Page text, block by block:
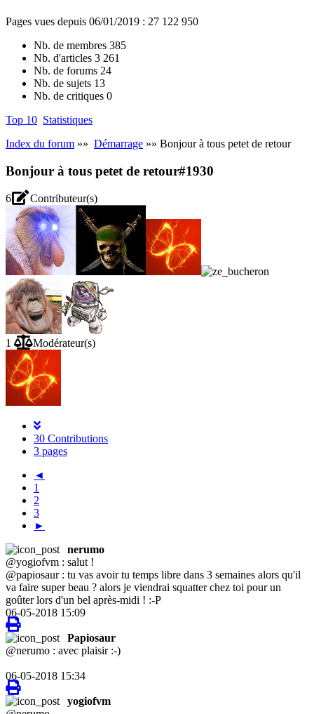
Pages vues depuis 06/01/2019 : 27 122 950
Nb. de membres 385
Nb. d'articles 3 261
Nb. de forums 24
Nb. de sujets 13
Nb. de critiques 0
Top 10 Statistiques
Index du forum »» Démarrage »» Bonjour à tous petet de retour
Bonjour à tous petet de retour#1930
6 Contributeur(s)
1 Modérateur(s)
30 Contributions
3 pages
◄
1
2
3
►
nerumo
@yogiofvm : salut !
@papiosaur : tu vas avoir tu temps libre dans 3 semaines alors qu'il
va faire super beau ? alors je viendrai squatter chez toi pour un
goûter lors d'un bel après-midi ! :-P
06-05-2018 15:09
Papiosaur
@nerumo : avec plaisir :-)
06-05-2018 15:34
yogiofvm